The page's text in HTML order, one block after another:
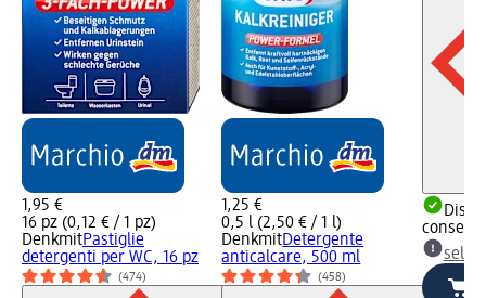
1,95 €
16 pz (0,12 € / 1 pz)
DenkmitPastiglie
detergenti per WC, 16 pz
(474)
1,25 €
0,5 l (2,50 € / 1 l)
DenkmitDetergente
anticalcare, 500 ml
(458)